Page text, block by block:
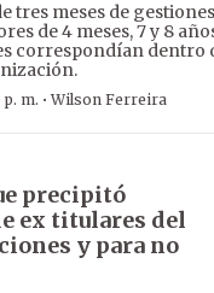
tres meses de
de 4 meses, 7 y 8
correspondían dentro
p. m. ·Wilson Ferreira
precipitó
ex titulares del
y para no